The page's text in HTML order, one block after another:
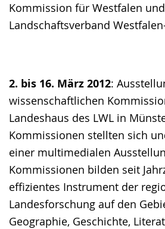
Kommission für Westfalen
Landschaftsverband
2. bis 16. März 2012:
wissenschaftlichen
Landeshaus des LWL in
Kommissionen stellten sich
einer multimedialen
Kommissionen bilden seit
effizientes Instrument der
Landesforschung auf den
Geographie, Geschichte,